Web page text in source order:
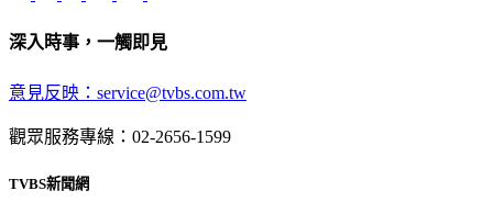
深入時事，一觸即見
意見反映：service@tvbs.com.tw
觀眾服務專線：02-2656-1599
TVBS新聞網